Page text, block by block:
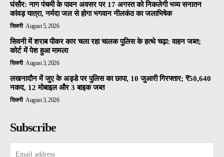
घंसौर: नाग पंचमी के पावन अवसर पर 17 अगस्त को निकलेगी भव्य सनातन
कांवड़ यात्रा, नर्मदा जल से होगा भगवान नीलकंठ का जलाभिषेक
सिवनी August 5, 2026
सिवनी में शराब पीकर कार चला रहा चालक पुलिस के हत्थे चढ़ा: वाहन जब्त;
कोर्ट में पेश हुआ मामला
सिवनी August 3, 2026
लखनादौन में जुए के अड्डे पर पुलिस का छापा, 10 जुआरी गिरफ्तार; ₹50,640
नकद, 12 मोबाइल और 3 बाइक जब्त
सिवनी August 3, 2026
Subscribe